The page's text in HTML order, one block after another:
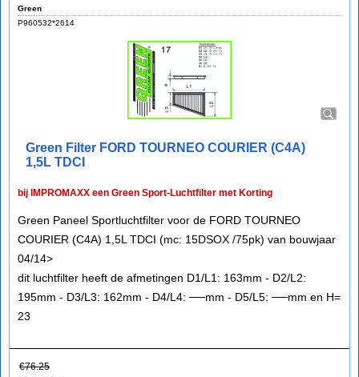
Green
P960532*2614
Green Filter FORD TOURNEO COURIER (C4A)
1,5L TDCI
bij IMPROMAXX een Green Sport-Luchtfilter met Korting
Green Paneel Sportluchtfilter voor de FORD TOURNEO
COURIER (C4A) 1,5L TDCI (mc: 15DSOX /75pk) van bouwjaar
04/14>
dit luchtfilter heeft de afmetingen D1/L1: 163mm - D2/L2:
195mm - D3/L3: 162mm - D4/L4: ──mm - D5/L5: ──mm en H=
23
€76.25